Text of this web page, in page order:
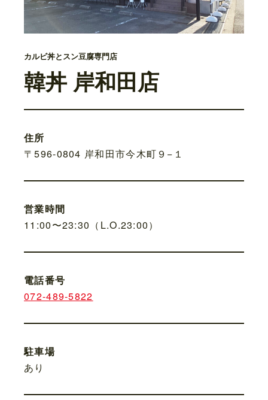
カルビ丼とスン豆腐専門店
韓丼 岸和田店
住所
〒596-0804 岸和田市今木町９−１
営業時間
11:00〜23:30（L.O.23:00）
電話番号
072-489-5822
駐車場
あり